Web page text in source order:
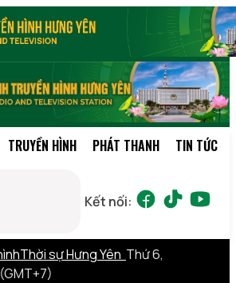
TRUYỀN HÌNH PHÁT THANH TIN TỨC
Kết nối:
Thời sự Hưng Yên Thứ 6,